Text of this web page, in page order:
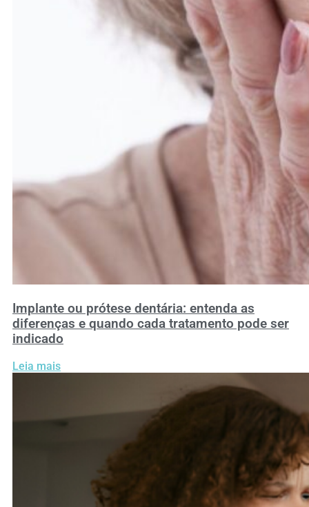
Implante ou prótese dentária: entenda as
diferenças e quando cada tratamento pode ser
indicado
Leia mais